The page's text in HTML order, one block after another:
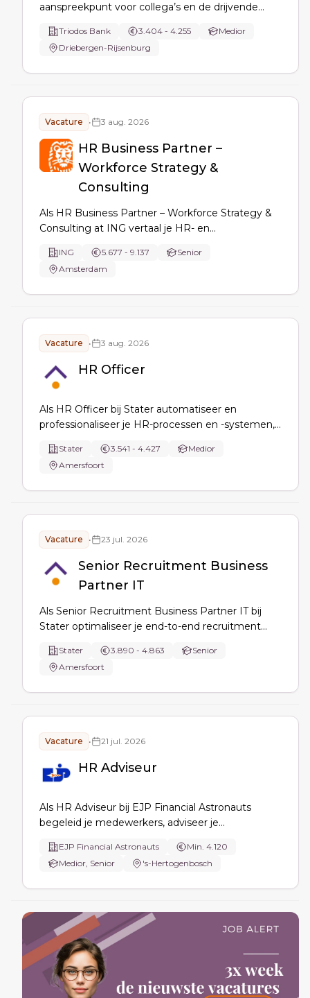
aanspreekpunt voor collega’s en de drijvende
personeelsadministratie, onboarding/offboarding,
contract- en wijzigingsverwerking, HR-events en
Triodos Bank 3.404 - 4.255
Medior
Driebergen-Rijsenburg
Vacature • 3 aug. 2026
HR Business Partner –
Workforce Strategy &
Consulting
Als HR Business Partner – Workforce Strategy &
Consulting at ING vertaal je HR- en
deliverables: workforce planning, up- en reskilling,
performance culture, people analytics, change en
ING 5.677 - 9.137
Senior
Amsterdam
Vacature • 3 aug. 2026
HR Officer
Als HR Officer bij Stater automatiseer en
professionaliseer je HR-processen en -systemen,
rapportages en projecten, en bewaak je
onboarding en de HR-jaarkalender voor
Stater 3.541 - 4.427
Medior
Amersfoort
Vacature • 23 jul. 2026
Senior Recruitment Business
Partner IT
Als Senior Recruitment Business Partner IT bij
Stater optimaliseer je end-to-end recruitment
planning tot onboarding. Je verbindt talent, data
en strategie, adviseert hiring managers en
Stater 3.890 - 4.863
Senior
Amersfoort
Vacature • 21 jul. 2026
HR Adviseur
Als HR Adviseur bij EJP Financial Astronauts
begeleid je medewerkers, adviseer je
praktijk. Je beheert HR-processen en dossiers in
AFAS, analyseert HR-data, begeleidt verandering
EJP Financial Astronauts
Min. 4.120
Medior, Senior
's-Hertogenbosch